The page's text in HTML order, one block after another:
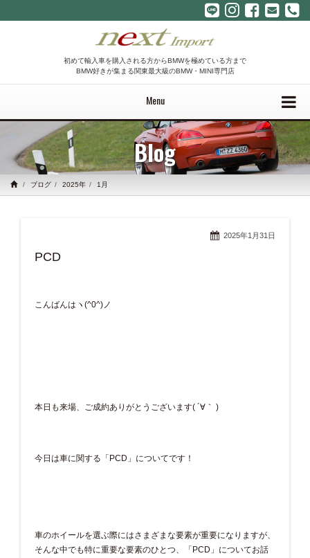
初めて輸入車を購入される方からBMWを極めている方まで
BMW好きが集まる関東最大級のBMW・MINI専門店
Menu
Blog
ブログ 2025年 1月
2025年1月31日
PCD
こんばんはヽ(^0^)ノ
本日も来場、ご成約ありがとうございます( ´∀｀ )
今日は車に関する「PCD」についてです！
車のホイールを選ぶ際にはさまざまな要素が重要になりますが、
そんな中でも特に重要な要素のひとつ、「PCD」についてお話